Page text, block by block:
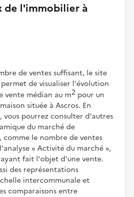
de l'immobilier à
de ventes suffisant, le site
de visualiser l'évolution
vente médian au m2 pour un
située à Ascros. En
vous pourrez consulter d'autres
du marché de
le nombre de ventes
Activité du marché ,
fait l'objet d'une vente.
des représentations
intercommunale et
comparaisons entre